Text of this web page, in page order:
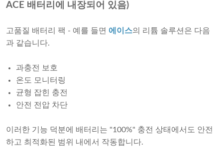
ACE 배터리에 내장되어 있음)
고품질 배터리 팩 - 예를 들면 에이스의 리튬 솔루션은 다음
과 같습니다.
과충전 보호
온도 모니터링
균형 잡힌 충전
안전 전압 차단
이러한 기능 덕분에 배터리는 "100%" 충전 상태에서도 안전
하고 최적화된 범위 내에서 작동합니다.